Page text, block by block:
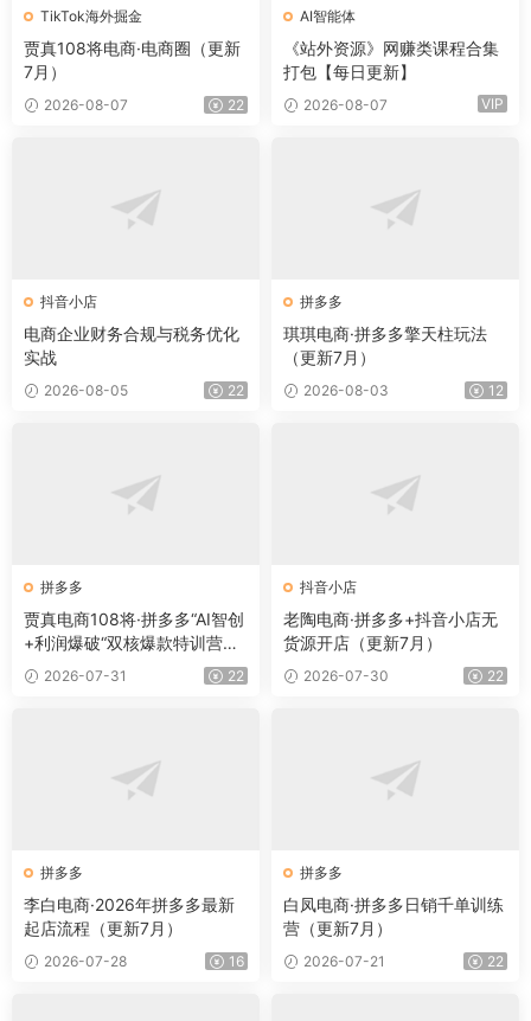
TikTok海外掘金
贾真108将电商·电商圈（更新
7月）
2026-08-07 22
AI智能体
《站外资源》网赚类课程合集
打包【每日更新】
2026-08-07 VIP
抖音小店
电商企业财务合规与税务优化
实战
2026-08-05 22
拼多多
琪琪电商·拼多多擎天柱玩法
（更新7月）
2026-08-03 12
拼多多
贾真电商108将·拼多多“AI智创
+利润爆破“双核爆款特训营
（更新）
2026-07-31 22
抖音小店
老陶电商·拼多多+抖音小店无
货源开店（更新7月）
2026-07-30 22
拼多多
李白电商·2026年拼多多最新
起店流程（更新7月）
2026-07-28 16
拼多多
白凤电商·拼多多日销千单训练
营（更新7月）
2026-07-21 22